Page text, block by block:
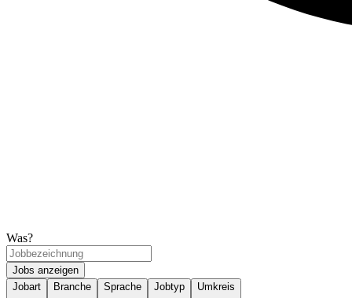
Was?
Jobs anzeigen
Jobart
Branche Sprache Jobtyp Umkreis